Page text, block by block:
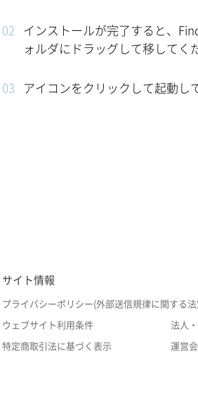
インストールが完了すると、
ォルダにドラッグして移してく
アイコンをクリックして起動し
サイト情報
プライバシーポリシー(外部送信規律に関する法
ウェブサイト利用条件 法人
特定商取引法に基づく表示 運営